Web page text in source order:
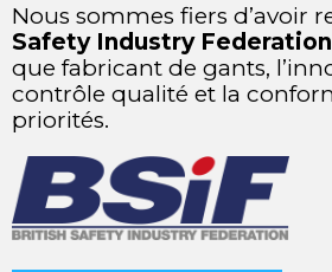
Nous sommes fiers d’avoir
Safety Industry Federation
que fabricant de gants,
contrôle qualité et la
priorités.